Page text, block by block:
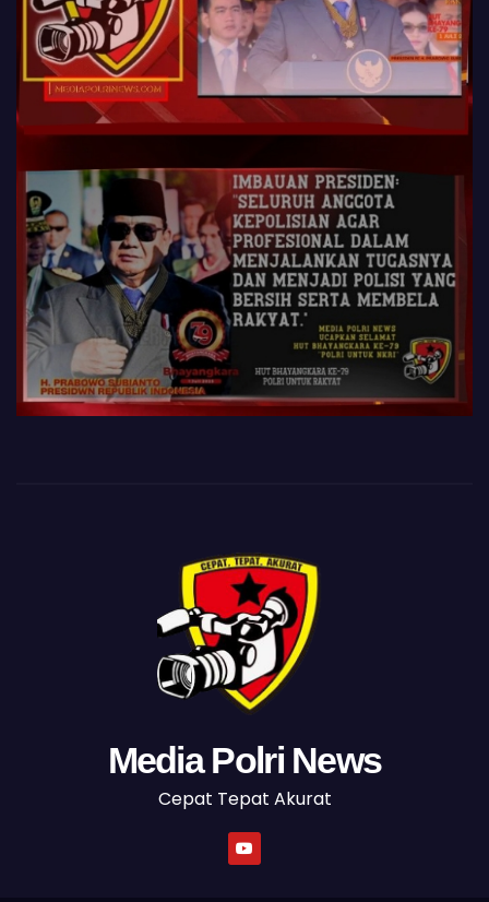
Media Polri News
Cepat Tepat Akurat